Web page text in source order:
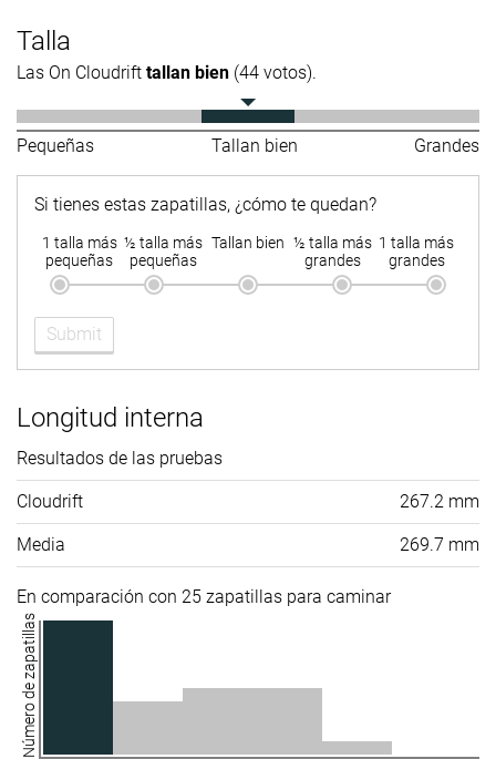
Talla
Las On Cloudrift tallan bien (44 votos).
Pequeñas Tallan bien Grandes
Si tienes estas zapatillas, ¿cómo te quedan?
1 talla más
pequeñas
½ talla más
pequeñas
Tallan bien ½ talla más
grandes
1 talla más
grandes
Submit
Longitud interna
Resultados de las pruebas
Cloudrift 267.2 mm
Media 269.7 mm
En comparación con 25 zapatillas para caminar
Número de zapatillas